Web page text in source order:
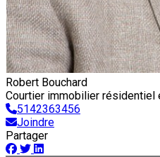
Robert Bouchard
Courtier immobilier résidentiel
5142363456
Joindre
Partager